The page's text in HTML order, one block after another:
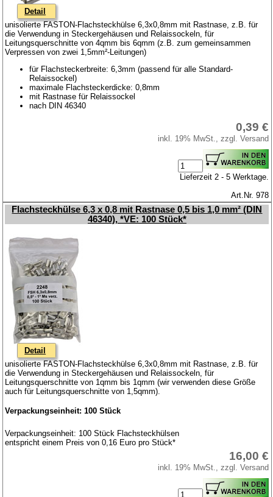
Detail
unisolierte FASTON-Flachsteckhülse 6,3x0,8mm mit Rastnase, z.B. für
die Verwendung in Steckergehäusen und Relaissockeln, für
Leitungsquerschnitte von 4qmm bis 6qmm (z.B. zum gemeinsammen
Verpressen von zwei 1,5mm²-Leitungen)
für Flachsteckerbreite: 6,3mm (passend für alle Standard-
Relaissockel)
maximale Flachsteckerdicke: 0,8mm
mit Rastnase für Relaissockel
nach DIN 46340
0,39 €
inkl. 19% MwSt., zzgl. Versand
Lieferzeit 2 - 5 Werktage.
Art.Nr. 978
Flachsteckhülse 6,3 x 0,8 mit Rastnase 0,5 bis 1,0 mm² (DIN
46340), *VE: 100 Stück*
Detail
unisolierte FASTON-Flachsteckhülse 6,3x0,8mm mit Rastnase, z.B. für
die Verwendung in Steckergehäusen und Relaissockeln, für
Leitungsquerschnitte von 1qmm bis 1qmm (wir verwenden diese Größe
auch für Leitungsquerschnitte von 1,5qmm).
Verpackungseinheit: 100 Stück
Verpackungseinheit: 100 Stück Flachsteckhülsen
entspricht einem Preis von 0,16 Euro pro Stück*
16,00 €
inkl. 19% MwSt., zzgl. Versand